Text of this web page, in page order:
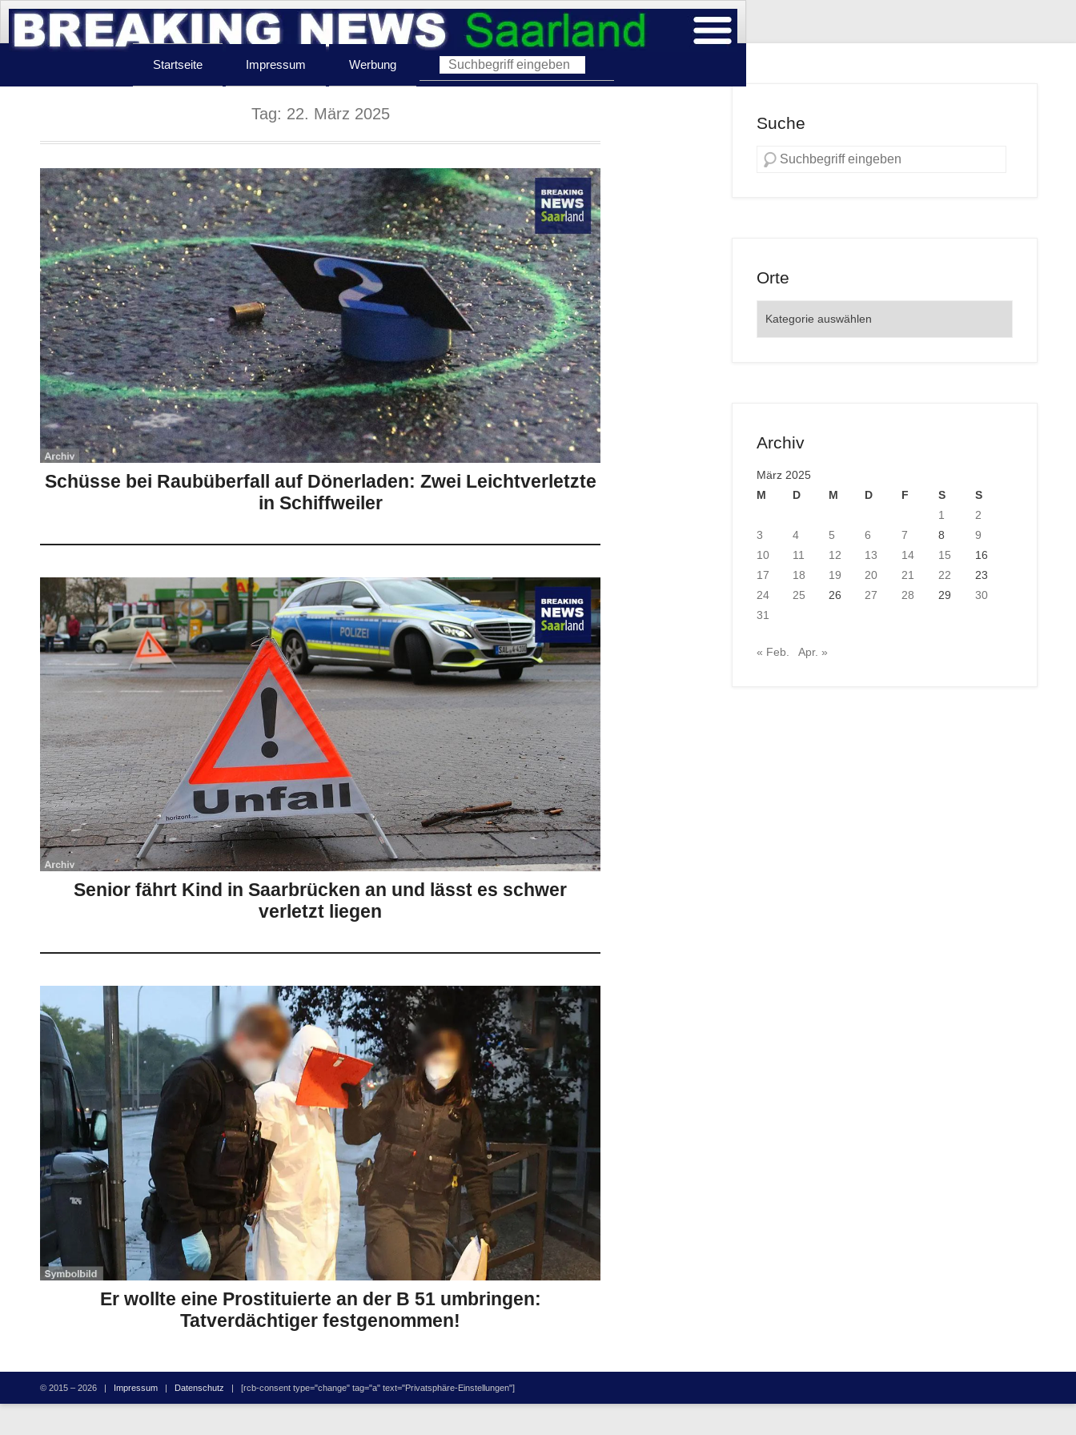
Startseite Impressum Werbung
Tag: 22. März 2025
Schüsse bei Raubüberfall auf Dönerladen: Zwei Leichtverletzte
in Schiffweiler
Senior fährt Kind in Saarbrücken an und lässt es schwer
verletzt liegen
Er wollte eine Prostituierte an der B 51 umbringen:
Tatverdächtiger festgenommen!
Suche
Orte
Archiv
März 2025
M
D M D F S
S
1
2
3
4 5 6 7 8
9
10
11 12 13 14 15
16
17
18 19 20 21 22
23
24
25 26 27 28 29
30
31
« Feb. Apr. »
© 2015 – 2026 | Impressum | Datenschutz | [rcb-consent type="change" tag="a" text="Privatsphäre-Einstellungen"]